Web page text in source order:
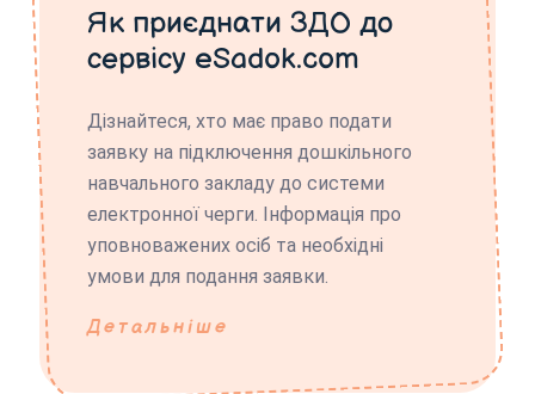
Як приєднати ЗДО до
сервісу eSadok.com
Дізнайтеся, хто має право подати
заявку на підключення дошкільного
навчального закладу до системи
електронної черги. Інформація про
уповноважених осіб та необхідні
умови для подання заявки.
Детальніше